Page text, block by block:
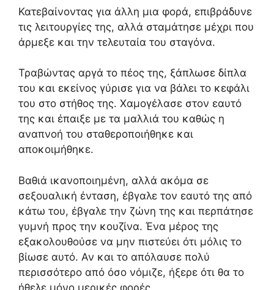
Κατεβαίνοντας για άλλη μια φορά, επιβράδυνε
τις λειτουργίες της, αλλά σταμάτησε μέχρι που
άρμεξε και την τελευταία του σταγόνα.
Τραβώντας αργά το πέος της, ξάπλωσε δίπλα
του και εκείνος γύρισε για να βάλει το κεφάλι
του στο στήθος της. Χαμογέλασε στον εαυτό
της και έπαιξε με τα μαλλιά του καθώς η
αναπνοή του σταθεροποιήθηκε και
αποκοιμήθηκε.
Βαθιά ικανοποιημένη, αλλά ακόμα σε
σεξουαλική ένταση, έβγαλε τον εαυτό της από
κάτω του, έβγαλε την ζώνη της και περπάτησε
γυμνή προς την κουζίνα. Ένα μέρος της
εξακολουθούσε να μην πιστεύει ότι μόλις το
βίωσε αυτό. Αν και το απόλαυσε πολύ
περισσότερο από όσο νόμιζε, ήξερε ότι θα το
ήθελε μόνο μερικές φορές.